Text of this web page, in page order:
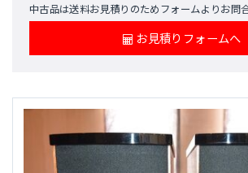
中古品は送料お見積りのためフォームよりお問
お見積りフォームへ